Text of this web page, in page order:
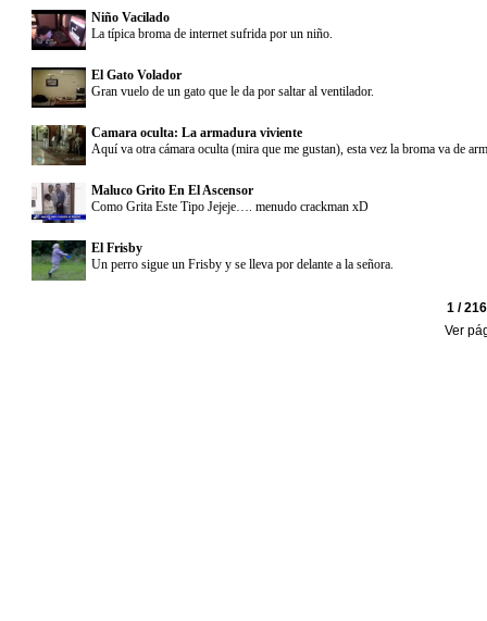
Niño Vacilado
La típica broma de internet sufrida por un niño.
El Gato Volador
Gran vuelo de un gato que le da por saltar al ventilador.
Camara oculta: La armadura viviente
Aquí va otra cámara oculta (mira que me gustan), esta vez la broma va de
Maluco Grito En El Ascensor
Como Grita Este Tipo Jejeje…. menudo crackman xD
El Frisby
Un perro sigue un Frisby y se lleva por delante a la señora.
1 /
Ver